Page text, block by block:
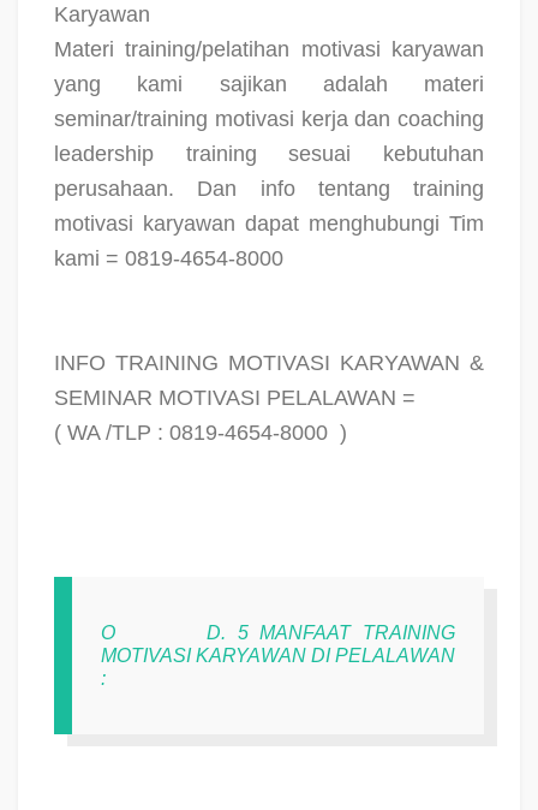
Karyawan
Materi training/pelatihan motivasi karyawan
yang kami sajikan adalah materi
seminar/training motivasi kerja dan coaching
leadership training sesuai kebutuhan
perusahaan. Dan info tentang training
motivasi karyawan dapat menghubungi Tim
kami = 0819-4654-8000
INFO TRAINING MOTIVASI KARYAWAN &
SEMINAR MOTIVASI PELALAWAN =
( WA /TLP : 0819-4654-8000 )
O
D. 5 MANFAAT TRAINING
MOTIVASI KARYAWAN DI PELALAWAN
: